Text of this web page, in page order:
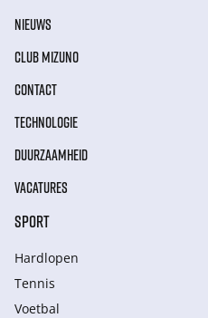
NIEUWS
CLUB MIZUNO
CONTACT
TECHNOLOGIE
DUURZAAMHEID
VACATURES
SPORT
Hardlopen
Tennis
Voetbal